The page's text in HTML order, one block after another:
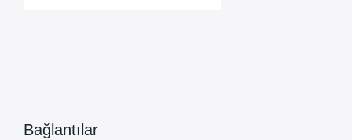
Bağlantılar